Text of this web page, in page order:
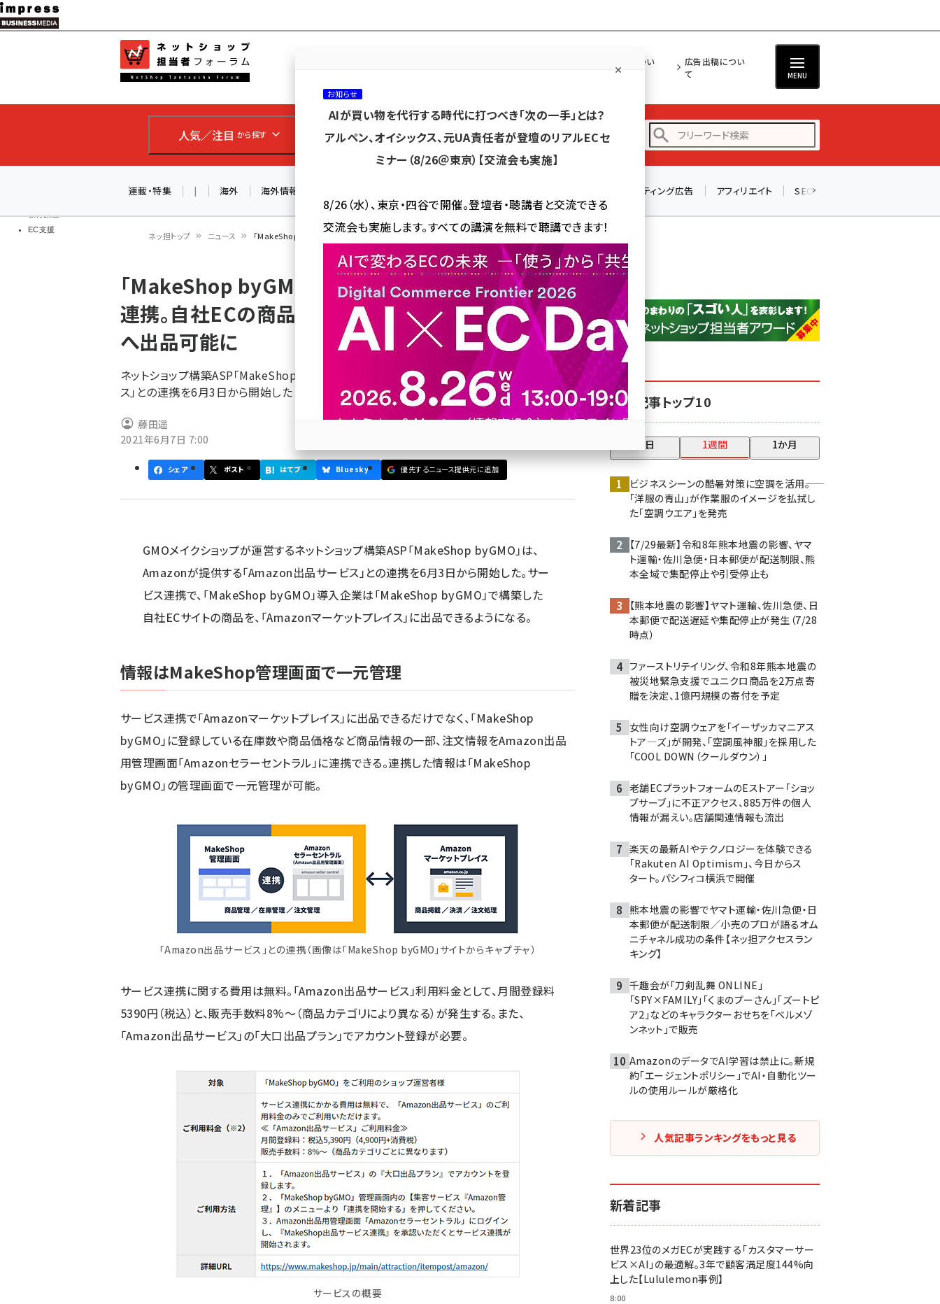
メ
イ
ン
ツ
移
教育講座
EC支援
ネッ担につい
広告出稿につい
て
MENU
人気／注目 から探す カテゴリ／種別 から探す セミナー／イベント から探す
アスクル (1117)
base (1071)
連載・特集 | 海外 海外情報 リスティング広告 アフィリエイト SEO
ン
く
ず
ネッ担トップ ニュース 「MakeShop byGMO」が「Amazon出品サービス」と連携。自社ECの商品をAmazonマーケットプレイスへ出...
「MakeShop byGMO」が「Amazon出品サービス」と
連携。自社ECの商品をAmazonマーケットプレイス
へ出品可能に
ネットショップ構築ASP「MakeShop byGMO」は、Amazonが提供する「Amazon出品サービ
ス」との連携を6月3日から開始した
藤田遥
2021年6月7日 7:00
シェア ポスト はてブ Bluesky 優先するニュース提供元に追加
GMOメイクショップが運営するネットショップ構築ASP「MakeShop byGMO」は、
Amazonが提供する「Amazon出品サービス」との連携を6月3日から開始した。サー
ビス連携で、「MakeShop byGMO」導入企業は「MakeShop byGMO」で構築した
自社ECサイトの商品を、「Amazonマーケットプレイス」に出品できるようになる。
情報はMakeShop管理画面で一元管理
サービス連携で「Amazonマーケットプレイス」に出品できるだけでなく、「MakeShop
byGMO」に登録している在庫数や商品価格など商品情報の一部、注文情報をAmazon出品
用管理画面「Amazonセラーセントラル」に連携できる。連携した情報は「MakeShop
byGMO」の管理画面で一元管理が可能。
「Amazon出品サービス」との連携（画像は「MakeShop byGMO」サイトからキャプチャ）
サービス連携に関する費用は無料。「Amazon出品サービス」利用料金として、月間登録料
5390円（税込）と、販売手数料8%～（商品カテゴリにより異なる）が発生する。また、
「Amazon出品サービス」の「大口出品プラン」でアカウント登録が必要。
サービスの概要
人気記事トップ10
昨日 1週間 1か月
ビジネスシーンの酷暑対策に空調を活用――。
「洋服の青山」が作業服のイメージを払拭し
た「空調ウエア」を発売
【7/29最新】令和8年熊本地震の影響、ヤマ
ト運輸・佐川急便・日本郵便が配送制限、熊
本全域で集配停止や引受停止も
【熊本地震の影響】ヤマト運輸、佐川急便、日
本郵便で配送遅延や集配停止が発生（7/28
時点）
ファーストリテイリング、令和8年熊本地震の
被災地緊急支援でユニクロ商品を2万点寄
贈を決定、1億円規模の寄付を予定
女性向け空調ウェアを「イーザッカマニアス
トア―ズ」が開発、「空調風神服」を採用した
「COOL DOWN（クールダウン）」
老舗ECプラットフォームのEストアー「ショッ
プサーブ」に不正アクセス、885万件の個人
情報が漏えい。店舗関連情報も流出
楽天の最新AIやテクノロジーを体験できる
「Rakuten AI Optimism」、今日からス
タート。パシフィコ横浜で開催
熊本地震の影響でヤマト運輸・佐川急便・日
本郵便が配送制限／小売のプロが語るオム
ニチャネル成功の条件【ネッ担アクセスラン
キング】
千趣会が「刀剣乱舞 ONLINE」
「SPY×FAMILY」「くまのプーさん」「ズートピ
ア2」などのキャラクターおせちを「ベルメゾ
ンネット」で販売
AmazonのデータでAI学習は禁止に。新規
約「エージェントポリシー」でAI・自動化ツー
ルの使用ルールが厳格化
人気記事ランキングをもっと見る
新着記事
世界23位のメガECが実践する「カスタマーサー
ビス×AI」の最適解。3年で顧客満足度144%向
上した【Lululemon事例】
8:00
お知らせ
AIが買い物を代行する時代に打つべき「次の一手」とは？
アルペン、オイシックス、元UA責任者が登壇のリアルECセ
ミナー（8/26＠東京）【交流会も実施】
8/26（水）、東京・四谷で開催。登壇者・聴講者と交流できる
交流会も実施します。すべての講演を無料で聴講できます！
参加登録はこちら↑